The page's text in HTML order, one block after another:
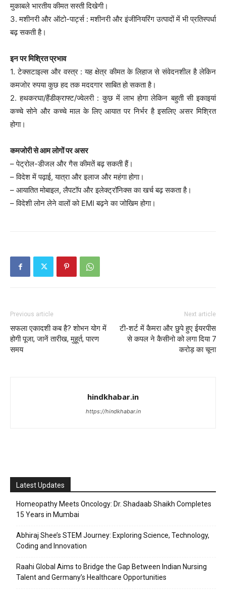
मुकाबले भारतीय कीमत सस्ती दिखेगी।
3. मशीनरी और ऑटो-पार्ट्स : मशीनरी और इंजीनियरिंग उत्पादों में भी प्रतिस्पर्धा
बढ़ सकती है।
इन पर मिश्रित प्रभाव
1. टेक्सटाइल्स और वस्त्र : यह क्षेत्र कीमत के लिहाज से संवेदनशील है लेकिन
कमजोर रुपया कुछ हद तक मददगार साबित हो सकता है।
2. हथकरघा/हैंडीक्राफ्ट/ज्वेलरी : कुछ में लाभ होगा लेकिन बहुती सी इकाइयां
कच्चे सोने और कच्चे माल के लिए आयात पर निर्भर है इसलिए असर मिश्रित
होगा।
कमजोरी से आम लोगों पर असर
– पेट्रोल-डीजल और गैस कीमतें बढ़ सकती हैं।
– विदेश में पढ़ाई, यात्रा और इलाज और महंगा होगा।
– आयातित मोबाइल, लैपटॉप और इलेक्ट्रॉनिक्स का खर्च बढ़ सकता है।
– विदेशी लोन लेने वालों को EMI बढ़ने का जोखिम होगा।
Previous article
सफला एकादशी कब है? शोभन योग में
होगी पूजा, जानें तारीख, मुहूर्त, पारण
समय
Next article
टी-शर्ट में कैमरा और छुपे हुए ईयरपीस
से कपल ने कैसीनो को लगा दिया 7
करोड़ का चूना
hindkhabar.in
https://hindkhabar.in
Latest Updates
Homeopathy Meets Oncology: Dr. Shadaab Shaikh Completes
15 Years in Mumbai
Abhiraj Shee’s STEM Journey: Exploring Science, Technology,
Coding and Innovation
Raahi Global Aims to Bridge the Gap Between Indian Nursing
Talent and Germany’s Healthcare Opportunities